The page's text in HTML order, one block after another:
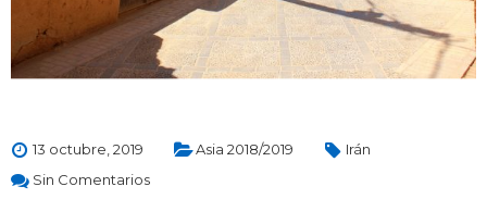
13 octubre, 2019 Asia 2018/2019
Irán
Sin Comentarios